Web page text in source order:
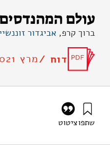
עולם
ברוך קרפ, אביגדור
דוח /מרץ 2021
שתפוציטוט